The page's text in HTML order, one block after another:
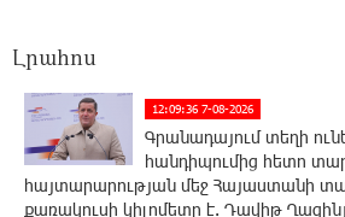
Լրահոս
12:09:36 7-08-2026
Գրանադայում տեղի
հանդիպումից հետո
հայտարարության մեջ Հայաստանի
քառակուսի կիլոմետր է. Դավիթ